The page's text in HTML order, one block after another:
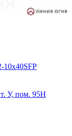
10x40SFP
У, пом. 95Н